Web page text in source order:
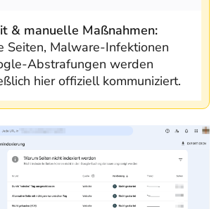
& manuelle Maßnahmen:
Seiten, Malware-Infektionen
Abstrafungen werden
hier offiziell kommuniziert.